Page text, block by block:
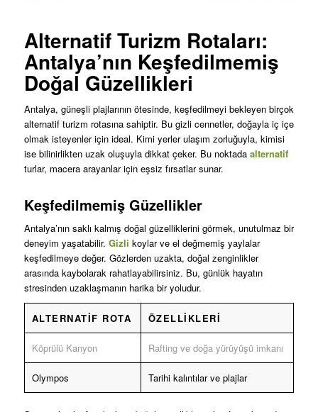
Alternatif Turizm Rotaları:
Antalya’nın Keşfedilmemiş
Doğal Güzellikleri
Antalya, güneşli plajlarının ötesinde, keşfedilmeyi bekleyen birçok
alternatif turizm rotasına sahiptir. Bu gizli cennetler, doğayla iç içe
olmak isteyenler için ideal. Kimi yerler ulaşım zorluğuyla, kimisi
ise bilinirlikten uzak oluşuyla dikkat çeker. Bu noktada alternatif
turlar, macera arayanlar için eşsiz fırsatlar sunar.
Keşfedilmemiş Güzellikler
Antalya’nın saklı kalmış doğal güzelliklerini görmek, unutulmaz bir
deneyim yaşatabilir. Gizli koylar ve el değmemiş yaylalar
keşfedilmeye değer. Gözlerden uzakta, doğal zenginlikler
arasında kaybolarak rahatlayabilirsiniz. Bu, günlük hayatın
stresinden uzaklaşmanın harika bir yoludur.
ALTERNATIF ROTA ÖZELLIKLERI
Köprülü Kanyon Rafting ve doğa yürüyüşü imkanı
Olympos Tarihi kalıntılar ve plajlar